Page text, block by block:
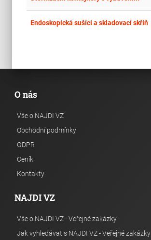
Endoskopická sušící a skladovací skříň
O nás
Vše o NAJDI VZ
Obchodní podmínky
GDPR
Ceník
Kontakty
NAJDI VZ
Vše o NAJDI VZ - Veřejné zakázky
Jak vyhledávat s NAJDI VZ - Veřejné zakázky